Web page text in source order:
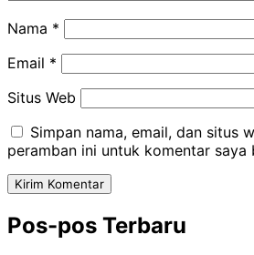
Nama *
Email *
Situs Web
Simpan nama, email, dan situs
peramban ini untuk komentar saya
Pos-pos Terbaru